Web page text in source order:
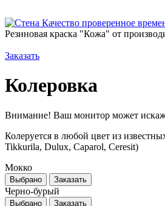
Качество проверенное
Резиновая краска "Кожа" от
Заказать
Колеровка
Внимание! Ваш монитор может
Колеруется в любой цвет из
Tikkurila, Dulux, Caparol, Ceresit)
Мокко
Выбрано Заказать
Черно-бурый
Выбрано Заказать